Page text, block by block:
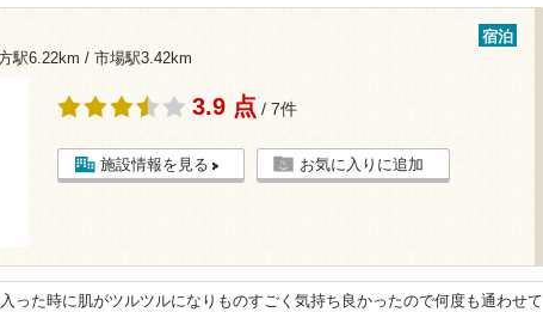
駅6.22km / 市場駅3.42km
宿泊
3.9 点 / 7件
施設情報を見る お気に入りに追加
った時に肌がツルツルになりものすごく気持ち良かったので何度も通わせて